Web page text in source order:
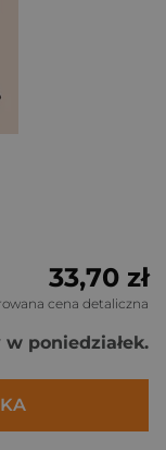
33,70 zł
cena detaliczna
poniedziałek.